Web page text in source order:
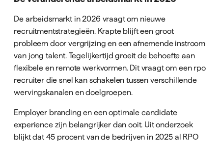
De arbeidsmarkt in 2026 vraagt om nieuwe
recruitmentstrategieën. Krapte blijft een groot
probleem door vergrijzing en een afnemende instroom
van jong talent. Tegelijkertijd groeit de behoefte aan
flexibele en remote werkvormen. Dit vraagt om een rpo
recruiter die snel kan schakelen tussen verschillende
wervingskanalen en doelgroepen.
Employer branding en een optimale candidate
experience zijn belangrijker dan ooit. Uit onderzoek
blijkt dat 45 procent van de bedrijven in 2025 al RPO